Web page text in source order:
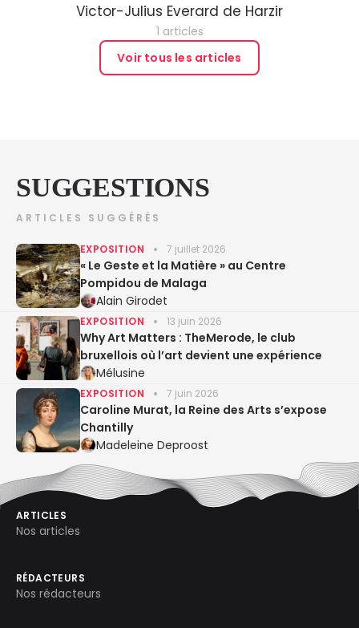
Victor-Julius Everard de Harzir
1 articles
Voir tous les articles
SUGGESTIONS
ARTICLES SUGGÉRÉS
EXPOSITION 7 juillet 2026
« Le Geste et la Matière » au Centre
Pompidou de Malaga
Alain Girodet
EXPOSITION 13 juin 2026
Why Art Matters : TheMerode, le club
bruxellois où l’art devient une expérience
Mélusine
EXPOSITION 7 juin 2026
Caroline Murat, la Reine des Arts s’expose
Chantilly
Madeleine Deproost
ARTICLES
Nos articles
RÉDACTEURS
Nos rédacteurs